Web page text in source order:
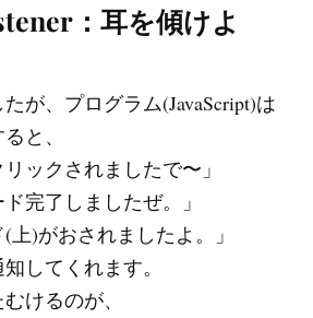
：耳を傾けよ
が、プログラム(JavaScript)は
と、
クされましたで〜」
了しましたぜ。」
)がおされましたよ。」
してくれます。
けるのが、